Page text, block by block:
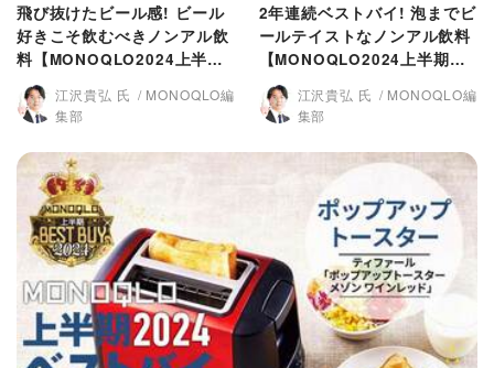
飛び抜けたビール感! ビール
好きこそ飲むべきノンアル飲
料【MONOQLO2024上半期
グルメ大賞】
江沢貴弘 氏
MONOQLO編
集部
2年連続ベストバイ! 泡までビ
ールテイストなノンアル飲料
【MONOQLO2024上半期グ
ルメ大賞】
江沢貴弘 氏
MONOQLO編
集部